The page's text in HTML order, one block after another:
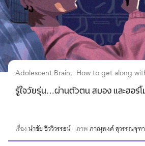
Adolescent Brain How to get along
รู้ใจวัยรุ่น…ผ่านตัวตน สมอง และฮอร์โ
เรื่องนำชัย ชีววิวรรธน์ ภาพภาณุพงศ์ สุวรรณจุฑ